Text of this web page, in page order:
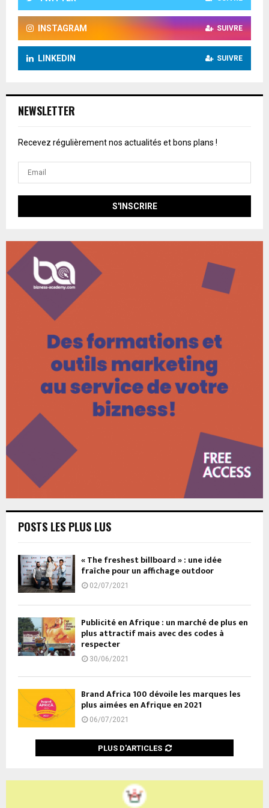
INSTAGRAM SUIVRE
LINKEDIN SUIVRE
NEWSLETTER
Recevez régulièrement nos actualités et bons plans !
POSTS LES PLUS LUS
« The freshest billboard » : une idée
fraîche pour un affichage outdoor
02/07/2021
Publicité en Afrique : un marché de plus en
plus attractif mais avec des codes à
respecter
30/06/2021
Brand Africa 100 dévoile les marques les
plus aimées en Afrique en 2021
06/07/2021
PLUS D'ARTICLES